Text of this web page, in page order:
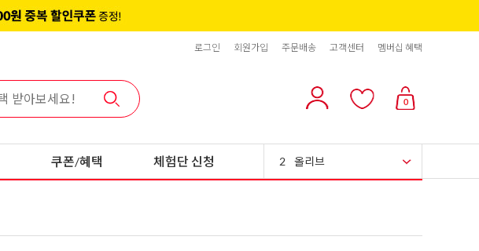
로그인 회원가입 주문배송 고객센터 멤버십 혜택
0
쿠폰/혜택 체험단 신청
리치스 올리브
2 올리브